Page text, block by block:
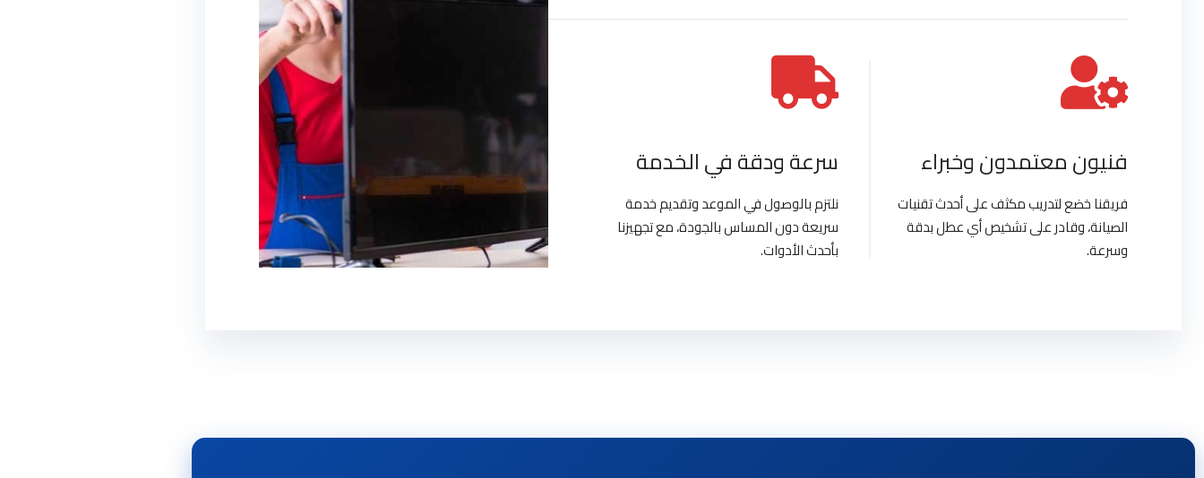
فنيون معتمدون وخبراء
فريقنا خضع لتدريب مكثف على أحدث تقنيات
الصيانة، وقادر على تشخيص أي عطل بدقة
وسرعة.
سرعة ودقة في الخدمة
نلتزم بالوصول في الموعد وتقديم خدمة
سريعة دون المساس بالجودة، مع تجهيزنا
بأحدث الأدوات.